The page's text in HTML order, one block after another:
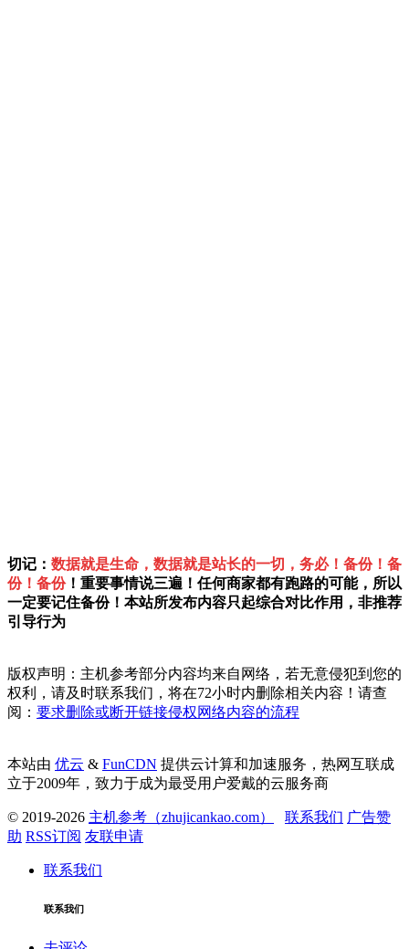
切记： 数据就是生命，数据就是站长的一切，务必！备份！备
份！备份！重要事情说三遍！任何商家都有跑路的可能，所以
一定要记住备份！本站所发布内容只起综合对比作用，非推荐
引导行为
版权声明：主机参考部分内容均来自网络，若无意侵犯到您的
权利，请及时联系我们，将在72小时内删除相关内容！请查
阅： 要求删除或断开链接侵权网络内容的流程
本站由 优云 & FunCDN 提供云计算和加速服务，热网互联成
立于2009年，致力于成为最受用户爱戴的云服务商
© 2019-2026 主机参考（zhujicankao.com） 联系我们 广告赞
助 RSS订阅 友联申请
联系我们
联系我们